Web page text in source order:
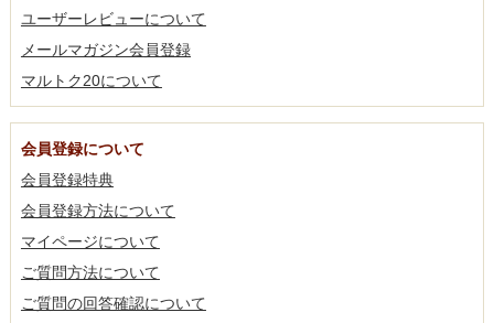
ユーザーレビューについて
メールマガジン会員登録
マルトク20について
会員登録について
会員登録特典
会員登録方法について
マイページについて
ご質問方法について
ご質問の回答確認について